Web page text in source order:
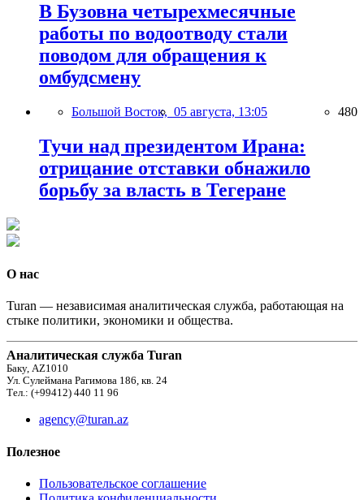
В Бузовна четырехмесячные
работы по водоотводу стали
поводом для обращения к
омбудсмену
Большой Восток, 05 августа, 13:05 480
Тучи над президентом Ирана:
отрицание отставки обнажило
борьбу за власть в Тегеране
О нас
Turan — независимая аналитическая служба, работающая на
стыке политики, экономики и общества.
Аналитическая служба Turan
Баку, AZ1010
Ул. Сулеймана Рагимова 186, кв. 24
Тел.: (+99412) 440 11 96
agency@turan.az
Полезное
Пользовательское соглашение